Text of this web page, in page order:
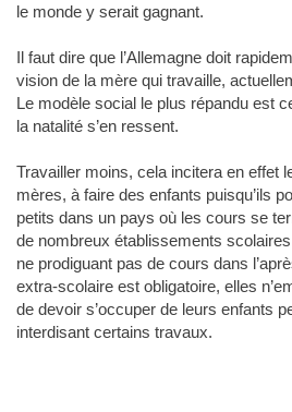
le monde y serait gagnant.
Il faut dire que l’Allemagne doit
vision de la mère qui travaille,
Le modèle social le plus répandu est
la natalité s’en ressent.
Travailler moins, cela incitera en effet
mères, à faire des enfants puisqu’ils
petits dans un pays où les cours se
de nombreux établissements
ne prodiguant pas de cours dans
extra-scolaire est obligatoire, elles
de devoir s’occuper de leurs enfants
interdisant certains travaux.